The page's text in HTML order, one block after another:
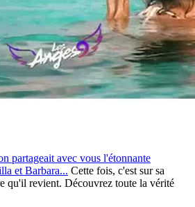
partageait avec vous l'étonnante
et Barbara... Cette fois, c'est sur sa
qu'il revient. Découvrez toute la vérité